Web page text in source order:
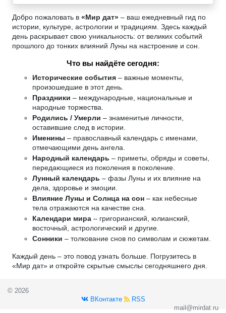
Добро пожаловать в «Мир дат» – ваш ежедневный гид по
истории, культуре, астрологии и традициям. Здесь каждый
день раскрывает свою уникальность: от великих событий
прошлого до тонких влияний Луны на настроение и сон.
Что вы найдёте сегодня:
Исторические события – важные моменты,
произошедшие в этот день.
Праздники – международные, национальные и
народные торжества.
Родились / Умерли – знаменитые личности,
оставившие след в истории.
Именины – православный календарь с именами,
отмечающими день ангела.
Народный календарь – приметы, обряды и советы,
передающиеся из поколения в поколение.
Лунный календарь – фазы Луны и их влияние на
дела, здоровье и эмоции.
Влияние Луны и Солнца на сон – как небесные
тела отражаются на качестве сна.
Календари мира – григорианский, юлианский,
восточный, астрологический и другие.
Сонники – толкование снов по символам и сюжетам.
Каждый день – это повод узнать больше. Погрузитесь в
«Мир дат» и откройте скрытые смыслы сегодняшнего дня.
© 2026
ВКонтакте
RSS
mail@mirdat.ru